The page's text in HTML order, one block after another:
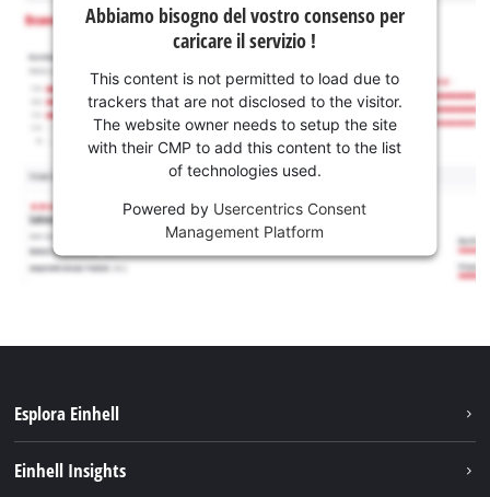
Abbiamo bisogno del vostro consenso per
caricare il servizio !
This content is not permitted to load due to
trackers that are not disclosed to the visitor.
The website owner needs to setup the site
with their CMP to add this content to the list
of technologies used.
Powered by Usercentrics Consent
Management Platform
Esplora Einhell
Einhell Insights